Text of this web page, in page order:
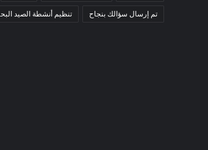
تم إرسال سؤالك بنجاح تنظيم أنشطة الصيد